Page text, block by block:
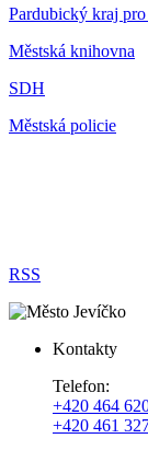
Pardubický kraj
Městská knihovna
SDH
Městská policie
RSS
Kontakty
Telefon:
+420 464
+420 461